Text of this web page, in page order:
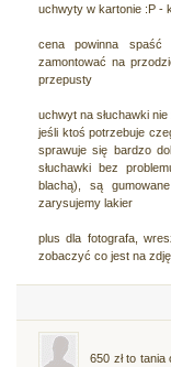
uchwyty w kartonie :P -
cena powinna spaść
zamontować na
przepusty
uchwyt na słuchawki nie
jeśli ktoś potrzebuje
sprawuje się bardzo
słuchawki bez
blachą), są
zarysujemy lakier
plus dla fotografa,
zobaczyć co jest na
650 zł to